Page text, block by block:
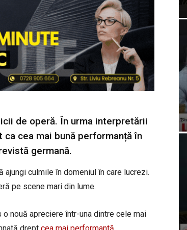
de operă. În urma interpretării
cea mai bună performanță în
germană.
culmile în domeniul în care lucrezi.
pe scene mari din lume.
nouă apreciere într-una dintre cele mai